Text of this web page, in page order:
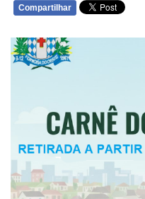
Compartilhar